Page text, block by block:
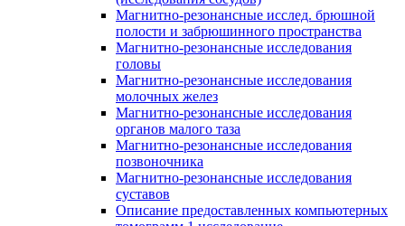
Магнитно-резонансные исслед. брюшной
полости и забрюшинного пространства
Магнитно-резонансные исследования
головы
Магнитно-резонансные исследования
молочных желез
Магнитно-резонансные исследования
органов малого таза
Магнитно-резонансные исследования
позвоночника
Магнитно-резонансные исследования
суставов
Описание предоставленных компьютерных